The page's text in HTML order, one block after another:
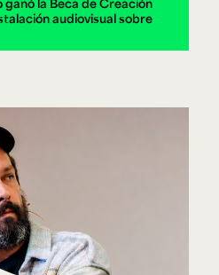
audiovisual sobre